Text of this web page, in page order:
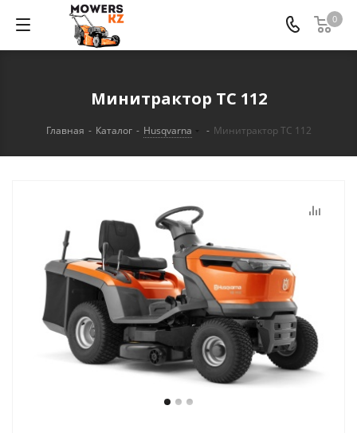
0
Минитрактор TC 112
Главная - Каталог - Husqvarna - Минитрактор TC 112